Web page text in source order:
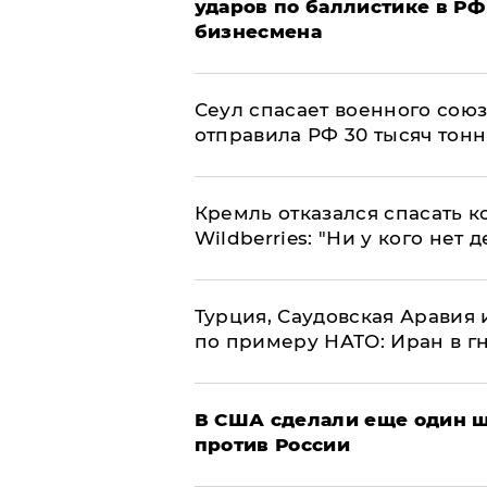
ударов по баллистике в
бизнесмена
​Сеул спасает военного
отправила РФ 30 тысяч
Кремль отказался спасать
Wildberries: "Ни у кого нет
Турция, Саудовская
по примеру НАТО: Иран в
В США сделали еще один
против России